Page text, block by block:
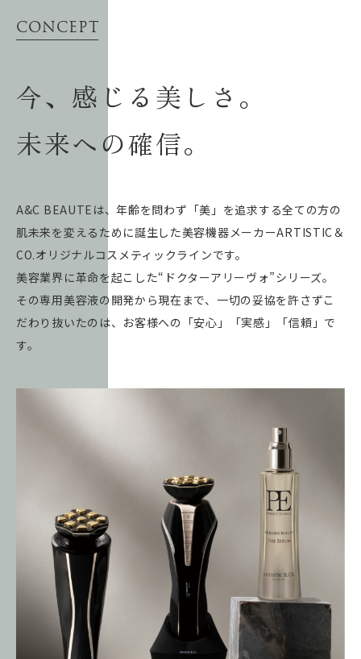
CONCEPT
今、感じる美しさ。
未来への確信。
A&C BEAUTEは、年齢を問わず「美」を追求する全ての方の
肌未来を変えるために誕生した美容機器メーカーARTISTIC＆
CO.オリジナルコスメティックラインです。
美容業界に革命を起こした“ドクターアリーヴォ”シリーズ。
その専用美容液の開発から現在まで、一切の妥協を許さずこ
だわり抜いたのは、お客様への「安心」「実感」「信頼」で
す。